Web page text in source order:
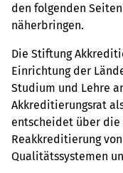
den folgenden
näherbringen.
Die Stiftung
Einrichtung der
Studium und Lehre
Akkreditierungsrat
entscheidet über
Reakkreditierung
Qualitätssystemen